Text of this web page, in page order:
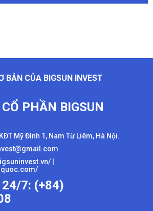
BẢN CỦA BIGSUN INVEST
PHẦN BIGSUN
Mỹ Đình 1, Nam Từ Liêm, Hà Nội.
|
24/7: (+84)